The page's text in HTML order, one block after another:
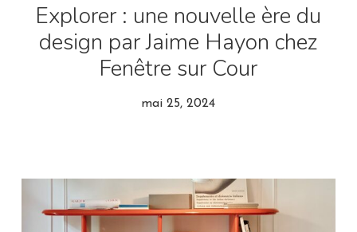
Explorer : une nouvelle ère du
design par Jaime Hayon chez
Fenêtre sur Cour
mai 25, 2024